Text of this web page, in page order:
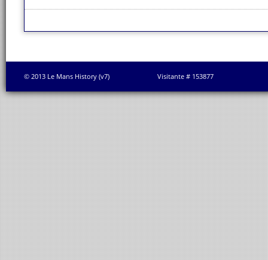
© 2013 Le Mans History (v7) Visitante # 153877